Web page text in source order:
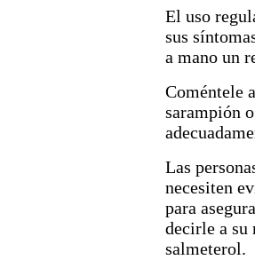
El uso
sus
a mano un
Coméntele
sarampión
Las
necesiten
para
decirle a su
salmeterol.